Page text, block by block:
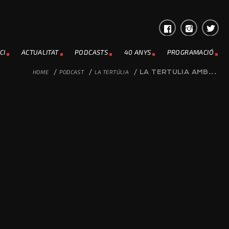
ACTUALITAT PODCASTS 40 ANYS PROGRAMACIÓ
HOME / PODCAST / LA TERTÚLIA / LA TERTÚLIA AMB...